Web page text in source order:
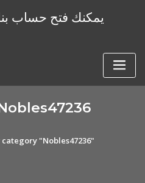
يمكنك فتح حساب
"Nobles47236"